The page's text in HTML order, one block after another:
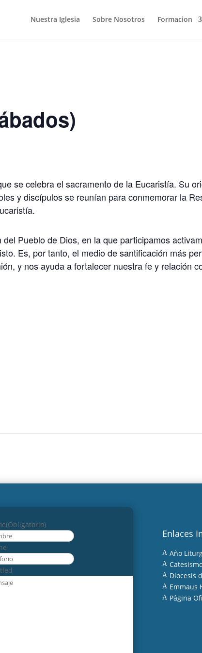
Nuestra Iglesia Sobre Nosotros Formacion
se celebra el sacramento de la Eucaristía. Su
y discípulos se reunían para conmemorar la
Pueblo de Dios, en la que participamos
Es, por tanto, el medio de santificación más
y nos ayuda a fortalecer nuestra fe y relación
(Obligatorio)
Nombre
Enlaces
A Año
A
A Diocesis
A Emmaus
A Página